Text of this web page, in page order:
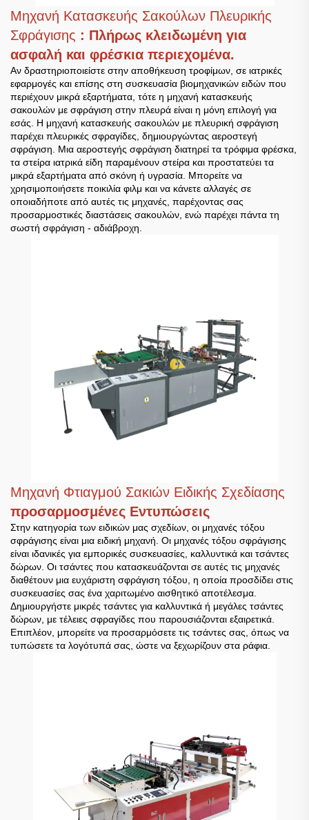
Μηχανή Κατασκευής Σακούλων Πλευρικής
Σφράγισης : Πλήρως κλειδωμένη για
ασφαλή και φρέσκια περιεχομένα.
Αν δραστηριοποιείστε στην αποθήκευση τροφίμων, σε ιατρικές
εφαρμογές και επίσης στη συσκευασία βιομηχανικών ειδών που
περιέχουν μικρά εξαρτήματα, τότε η μηχανή κατασκευής
σακουλών με σφράγιση στην πλευρά είναι η μόνη επιλογή για
εσάς. Η μηχανή κατασκευής σακουλών με πλευρική σφράγιση
παρέχει πλευρικές σφραγίδες, δημιουργώντας αεροστεγή
σφράγιση. Μια αεροστεγής σφράγιση διατηρεί τα τρόφιμα φρέσκα,
τα στείρα ιατρικά είδη παραμένουν στείρα και προστατεύει τα
μικρά εξαρτήματα από σκόνη ή υγρασία. Μπορείτε να
χρησιμοποιήσετε ποικιλία φιλμ και να κάνετε αλλαγές σε
οποιαδήποτε από αυτές τις μηχανές, παρέχοντας σας
προσαρμοστικές διαστάσεις σακουλών, ενώ παρέχει πάντα τη
σωστή σφράγιση - αδιάβροχη.
Μηχανή Φτιαγμού Σακιών Ειδικής Σχεδίασης
προσαρμοσμένες Εντυπώσεις
Στην κατηγορία των ειδικών μας σχεδίων, οι μηχανές τόξου
σφράγισης είναι μια ειδική μηχανή. Οι μηχανές τόξου σφράγισης
είναι ιδανικές για εμπορικές συσκευασίες, καλλυντικά και τσάντες
δώρων. Οι τσάντες που κατασκευάζονται σε αυτές τις μηχανές
διαθέτουν μια ευχάριστη σφράγιση τόξου, η οποία προσδίδει στις
συσκευασίες σας ένα χαριτωμένο αισθητικό αποτέλεσμα.
Δημιουργήστε μικρές τσάντες για καλλυντικά ή μεγάλες τσάντες
δώρων, με τέλειες σφραγίδες που παρουσιάζονται εξαιρετικά.
Επιπλέον, μπορείτε να προσαρμόσετε τις τσάντες σας, όπως να
τυπώσετε τα λογότυπά σας, ώστε να ξεχωρίζουν στα ράφια.